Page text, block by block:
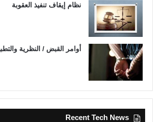
نظام إيقاف تنفيذ العقوبة
أوامر القبض / النظرية
Recent Tech News